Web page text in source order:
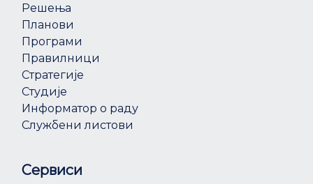
Решења
Планови
Програми
Правилници
Стратегије
Студије
Информатор о раду
Службени листови
Сервиси